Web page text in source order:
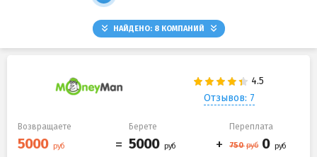
НАЙДЕНО: 8КОМПАНИЙ
Отзывов: 7
Возвращаете Берете Переплата